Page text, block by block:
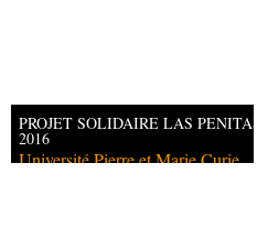
PROJET SOLIDAIRE LAS PENITAS
2016
Université Pierre et Marie Curie